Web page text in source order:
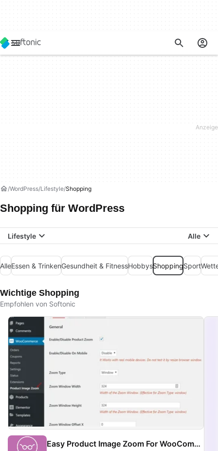
WordPress Lifestyle Shopping
Shopping für WordPress
Lifestyle Alle
AlleEssen & TrinkenGesundheit & FitnessHobbysShoppingSport
Wichtige Shopping
Empfohlen von Softonic
Easy Product Image Zoom For WooCommerce